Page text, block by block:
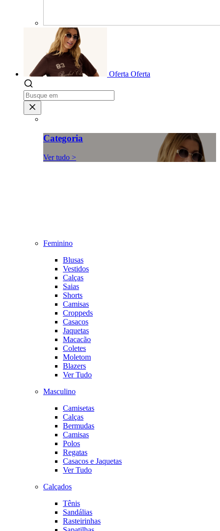
Oferta Oferta
Categoria
Ver tudo >
Feminino
Blusas
Vestidos
Calças
Saias
Shorts
Camisas
Croppeds
Casacos
Jaquetas
Macacão
Coletes
Moletom
Blazers
Ver Tudo
Masculino
Camisetas
Calças
Bermudas
Camisas
Polos
Regatas
Casacos e Jaquetas
Ver Tudo
Calçados
Tênis
Sandálias
Rasteirinhas